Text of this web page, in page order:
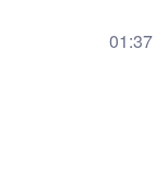
01:37